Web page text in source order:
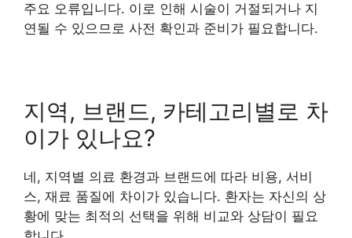
주요 오류입니다. 이로 인해 시술이 거절되거나 지
연될 수 있으므로 사전 확인과 준비가 필요합니다.
지역, 브랜드, 카테고리별로 차
이가 있나요?
네, 지역별 의료 환경과 브랜드에 따라 비용, 서비
스, 재료 품질에 차이가 있습니다. 환자는 자신의 상
황에 맞는 최적의 선택을 위해 비교와 상담이 필요